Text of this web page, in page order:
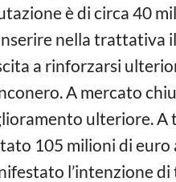
è di circa 40
nella trattativa
a rinforzarsi
A mercato
ulteriore. A
105 milioni di euro
l’intenzione di